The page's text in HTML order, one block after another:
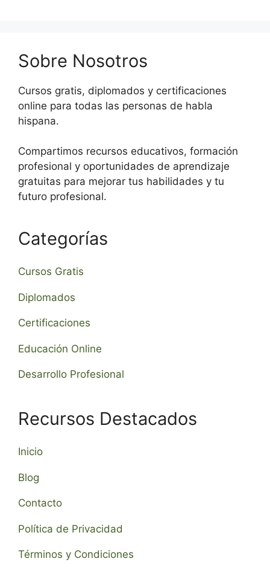
Sobre Nosotros
Cursos gratis, diplomados y certificaciones
online para todas las personas de habla
hispana.
Compartimos recursos educativos, formación
profesional y oportunidades de aprendizaje
gratuitas para mejorar tus habilidades y tu
futuro profesional.
Categorías
Cursos Gratis
Diplomados
Certificaciones
Educación Online
Desarrollo Profesional
Recursos Destacados
Inicio
Blog
Contacto
Política de Privacidad
Términos y Condiciones